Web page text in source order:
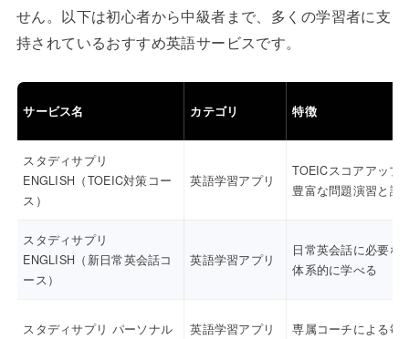
せん。以下は初心者から中級者まで、多くの学習者に支
持されているおすすめ英語サービスです。
サービス名 カテゴリ 特徴
スタディサプリ
ENGLISH（TOEIC対策コー
ス）
英語学習アプリ
TOEICスコアアップ
豊富な問題演習と講
スタディサプリ
ENGLISH（新日常英会話コ
ース）
英語学習アプリ
日常英会話に必要な
体系的に学べる
スタディサプリ パーソナル
英語学習アプリ
専属コーチによる毎